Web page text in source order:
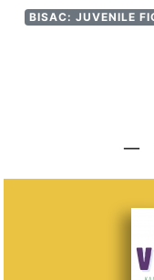
BISAC: JUVENILE
─